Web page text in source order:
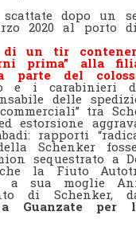
dopo un
2020 al porto di
di un tir
prima” alla
parte del
e i carabinieri
delle
tra
estorsione
rapporti
Schenker
sequestrato a
la Fiuto
sua moglie
di Schenker,
per